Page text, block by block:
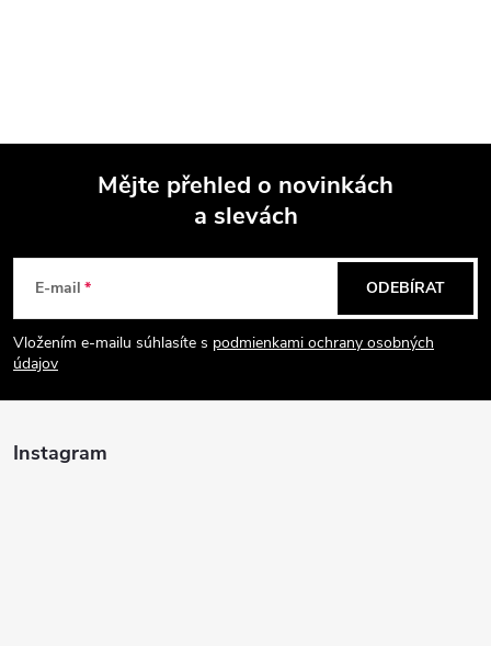
p
a
Mějte přehled o novinkách
a slevách
E-mail
Vložením e-mailu súhlasíte s podmienkami ochrany osobných
údajov
ODEBÍRAT
Instagram